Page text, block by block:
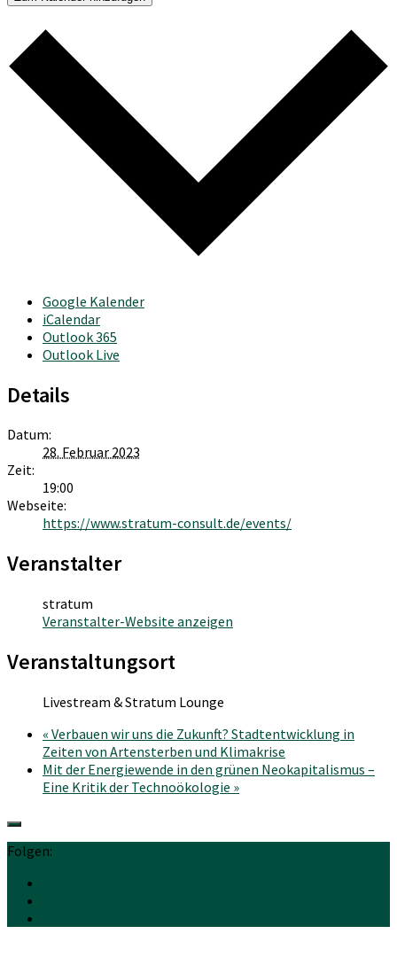
Google Kalender
iCalendar
Outlook 365
Outlook Live
Details
Datum:
28. Februar 2023
Zeit:
19:00
Webseite:
https://www.stratum-consult.de/events/
Veranstalter
stratum
Veranstalter-Website anzeigen
Veranstaltungsort
Livestream & Stratum Lounge
« Verbauen wir uns die Zukunft? Stadtentwicklung in
Zeiten von Artensterben und Klimakrise
Mit der Energiewende in den grünen Neokapitalismus –
Eine Kritik der Technoökologie »
Folgen: